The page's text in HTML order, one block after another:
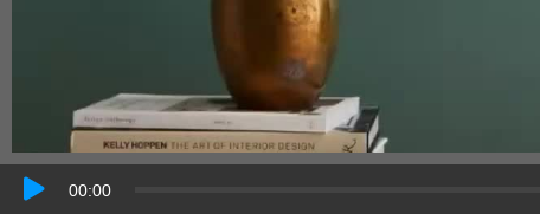
00:00